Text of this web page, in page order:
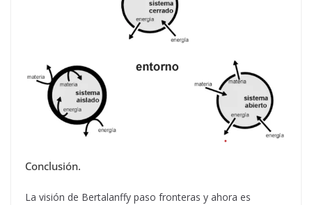
Conclusión.
La visión de Bertalanffy paso fronteras y ahora es